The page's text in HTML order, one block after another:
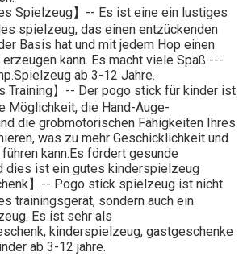
Spielzeug】-- Es ist eine ein lustiges
spielzeug, das einen entzückenden
Basis hat und mit jedem Hop einen
erzeugen kann. Es macht viele Spaß ---
ab 3-12 Jahre.
Training】-- Der pogo stick für kinder ist
Möglichkeit, die Hand-Auge-
die grobmotorischen Fähigkeiten Ihres
was zu mehr Geschicklichkeit und
kann.Es fördert gesunde
dies ist ein gutes kinderspielzeug
】-- Pogo stick spielzeug ist nicht
trainingsgerät, sondern auch ein
Es ist sehr als
kinderspielzeug, gastgeschenke
ab 3-12 jahre.